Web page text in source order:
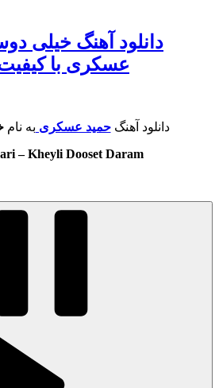
دانلود آهنگ خیلی
عسکری با کیفیت 320 + متن
دانلود آهنگحمید عسکری به نام
– Kheyli Dooset Daram